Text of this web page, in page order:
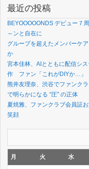
最近の投稿
BEYOOOOONDS デビュー７
～ンと自在に
グループを超えたメンバーケ
か
宮本佳林、AIとともに配信シ
作 ファン「これがDIYか…」
熊井友理奈、渋谷でファンク
で明らかになる “圧” の正体
夏焼雅、ファンクラブ会員証
笑顔
月 火 水